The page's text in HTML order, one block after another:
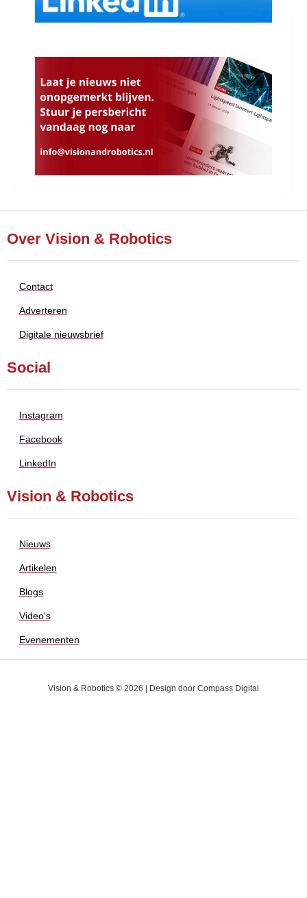
Over Vision & Robotics
Contact
Adverteren
Digitale nieuwsbrief
Social
Instagram
Facebook
LinkedIn
Vision & Robotics
Nieuws
Artikelen
Blogs
Video's
Evenementen
Vision & Robotics © 2026 | Design door Compass Digital